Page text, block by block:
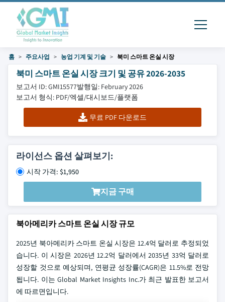
홈 주요사업 농업 기계 및 기술 북미 스마트 온실 시장
북미 스마트 온실 시장 크기 및 공유 2026-2035
보고서 ID: GMI15577발행일: February 2026
보고서 형식: PDF/엑셀/대시보드/플랫폼
무료 PDF 다운로드
라이선스 옵션 살펴보기:
시작 가격: $1,950
지금 구매
북아메리카 스마트 온실 시장 규모
2025년 북아메리카 스마트 온실 시장은 12.4억 달러로 추정되었
습니다. 이 시장은 2026년 12.2억 달러에서 2035년 33억 달러로
성장할 것으로 예상되며, 연평균 성장률(CAGR)은 11.5%로 전망
됩니다. 이는 Global Market Insights Inc.가 최근 발표한 보고서
에 따르면입니다.